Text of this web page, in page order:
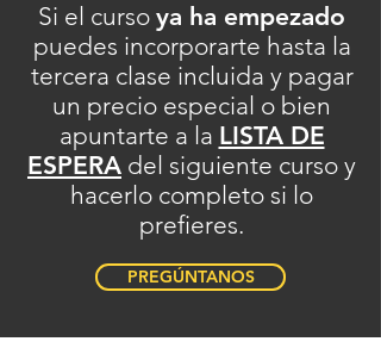
Si el curso ya ha empezado
puedes incorporarte hasta la
tercera clase incluida y pagar
un precio especial o bien
apuntarte a la LISTA DE
ESPERA del siguiente curso y
hacerlo completo si lo
prefieres.
PREGÚNTANOS